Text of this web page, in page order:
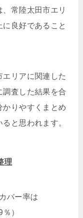
常陸太田市エリ
良好であること
エリアに関連した
査した結果を合
かりやすくまとめ
と思われます。
理
バー率は
）